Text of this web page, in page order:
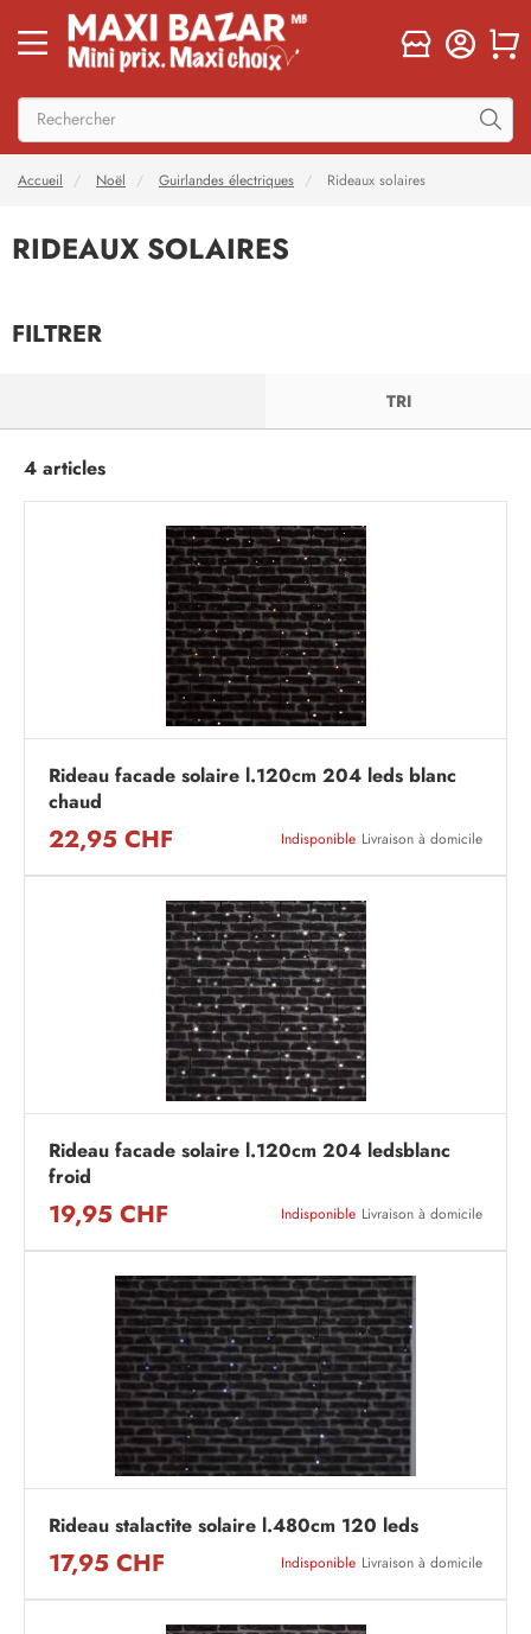
Accueil Noël Guirlandes électriques Rideaux solaires
RIDEAUX SOLAIRES
FILTRER
TRI
Rideau facade solaire l.120cm 204 leds blanc
chaud
22,95 CHF Indisponible Livraison à domicile
Rideau facade solaire l.120cm 204 ledsblanc
froid
19,95 CHF Indisponible Livraison à domicile
Rideau stalactite solaire l.480cm 120 leds
17,95 CHF Indisponible Livraison à domicile
4 articles